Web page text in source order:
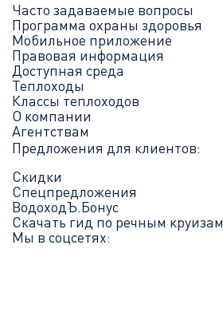
Часто задаваемые вопросы
Программа охраны здоровья
Мобильное приложение
Правовая информация
Доступная среда
Теплоходы
Классы теплоходов
О компании
Агентствам
Предложения для клиентов:
Скидки
Спецпредложения
ВодоходЪ.Бонус
Скачать гид по речным круизам
Мы в соцсетях: